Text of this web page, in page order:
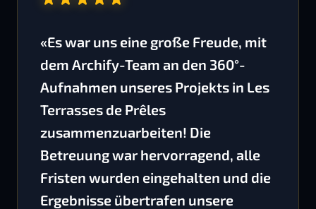
«Es war uns eine große Freude, mit
dem Archify-Team an den 360°-
Aufnahmen unseres Projekts in Les
Terrasses de Prêles
zusammenzuarbeiten! Die
Betreuung war hervorragend, alle
Fristen wurden eingehalten und die
Ergebnisse übertrafen unsere